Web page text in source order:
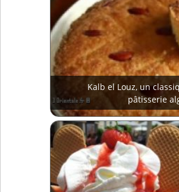
Kalb el Louz, un
pâtisserie